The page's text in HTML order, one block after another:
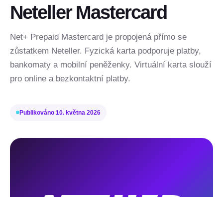
Neteller Mastercard
Net+ Prepaid Mastercard je propojená přímo se
zůstatkem Neteller. Fyzická karta podporuje platby,
bankomaty a mobilní peněženky. Virtuální karta slouží
pro online a bezkontaktní platby.
Publikováno 10. května 2026